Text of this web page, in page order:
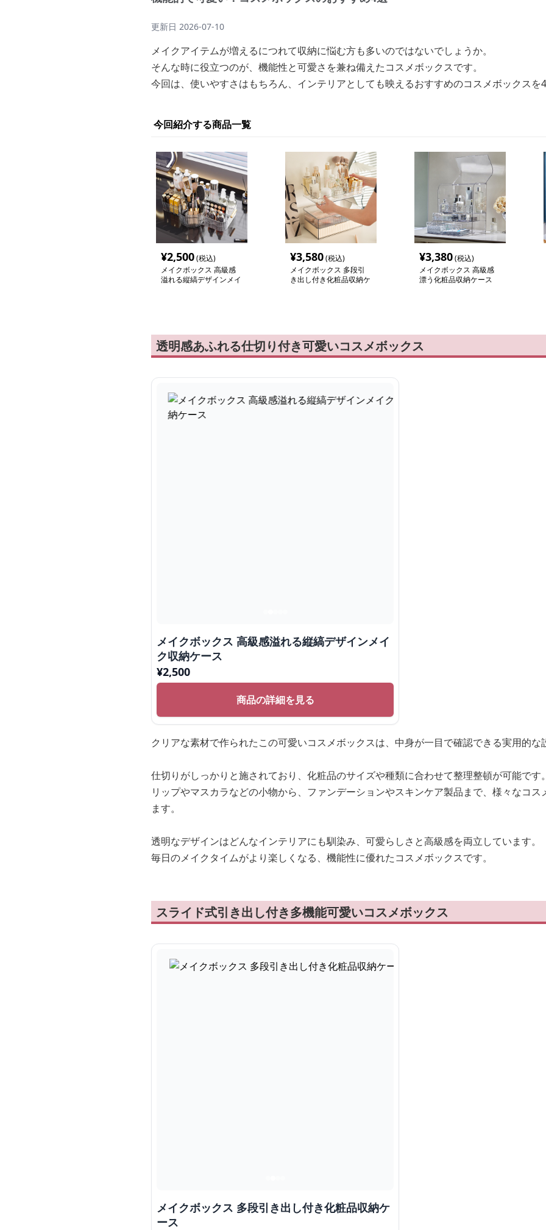
更新日 2026-07-10
メイクアイテムが増えるにつれて収納に悩む方も多いのではないでしょうか。
そんな時に役立つのが、機能性と可愛さを兼ね備えたコスメボックスです。
今回は、使いやすさはもちろん、インテリアとしても映えるおすすめのコスメボックスを4
今回紹介する商品一覧
¥2,500(税込)
メイクボックス 高級感
溢れる縦縞デザインメイ
¥3,580(税込)
メイクボックス 多段引
き出し付き化粧品収納ケ
¥3,380(税込)
メイクボックス 高級感
漂う化粧品収納ケース
透明感あふれる仕切り付き可愛いコスメボックス
メイクボックス 高級感溢れる縦縞デザインメイ
ク収納ケース
¥2,500
商品の詳細を見る
クリアな素材で作られたこの可愛いコスメボックスは、中身が一目で確認できる実用的な
仕切りがしっかりと施されており、化粧品のサイズや種類に合わせて整理整頓が可能です。
リップやマスカラなどの小物から、ファンデーションやスキンケア製品まで、様々なコス
ます。
透明なデザインはどんなインテリアにも馴染み、可愛らしさと高級感を両立しています。
毎日のメイクタイムがより楽しくなる、機能性に優れたコスメボックスです。
スライド式引き出し付き多機能可愛いコスメボックス
メイクボックス 多段引き出し付き化粧品収納ケ
ース